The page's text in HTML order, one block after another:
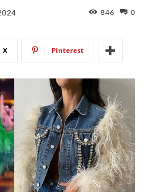
0
846
X Pinterest